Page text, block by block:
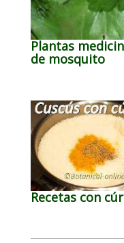
Plantas
de mosquito
Recetas con